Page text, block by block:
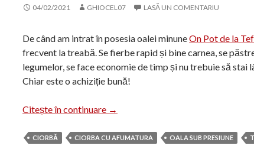
04/02/2021 GHIOCEL07 LASĂ UN COMENTARIU
De când am intrat în posesia oalei minuneOn Pot de la
frecvent la treabă. Se fierbe rapid și bine carnea, se
legumelor, se face economie de timp și nu trebuie să stai
Chiar este o achiziție bună!
Citește în continuare Ciorbă cu afumătură în oala sub
→
CIORBĂ CIORBA CU AFUMATURA OALA SUB PRESIUNE